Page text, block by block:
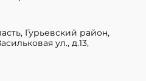
Гурьевский район,
ул., д.13,